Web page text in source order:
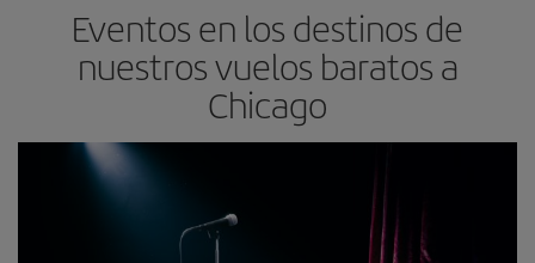
Eventos en los destinos de
nuestros vuelos baratos a
Chicago